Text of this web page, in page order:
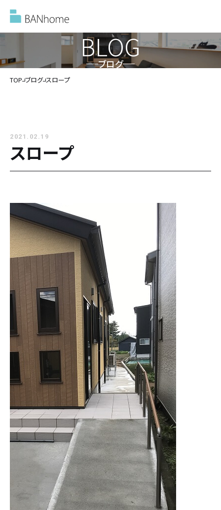
イベント情報
バンホームの家づくり
バンホームの家づくり
設計・デザイン
耐震・断熱
保証・アフターメンテナンス
家づくりの流れ
フルオーダー住宅
セミオーダー住宅
スタッフ紹介
お客様の声
お知らせ
ブログ
住宅の無料相談会
カタログ請求
採用情報
BLOG
ブログ
TOP ブログ スロープ
2021.02.19
スロープ